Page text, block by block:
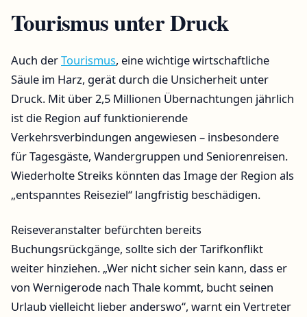
Tourismus unter Druck
Auch derTourismus, eine wichtige wirtschaftliche
Säule im Harz, gerät durch die Unsicherheit unter
Druck. Mit über 2,5 Millionen Übernachtungen jährlich
ist die Region auf funktionierende
Verkehrsverbindungen angewiesen – insbesondere
für Tagesgäste, Wandergruppen und Seniorenreisen.
Wiederholte Streiks könnten das Image der Region als
„entspanntes Reiseziel“ langfristig beschädigen.
Reiseveranstalter befürchten bereits
Buchungsrückgänge, sollte sich der Tarifkonflikt
weiter hinziehen. „Wer nicht sicher sein kann, dass er
von Wernigerode nach Thale kommt, bucht seinen
Urlaub vielleicht lieber anderswo“, warnt ein Vertreter